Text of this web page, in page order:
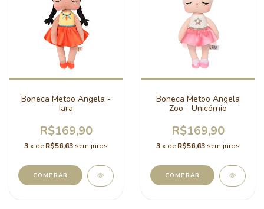
Boneca Metoo Angela -
Iara
R$169,90
3x de R$56,63 sem juros
Boneca Metoo Angela
Zoo - Unicórnio
R$169,90
3x de R$56,63 sem juros